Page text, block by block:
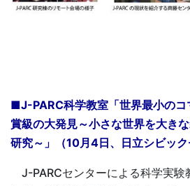
■J-PARC科学教室「世界最小のコ
賞級の大発見～小さな世界を大き
研究～」（10月4日、日立シビック
J-PARCセンターによる科学実験